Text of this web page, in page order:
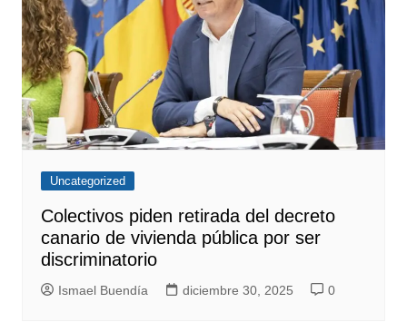
Uncategorized
Colectivos piden retirada del decreto
canario de vivienda pública por ser
discriminatorio
Ismael Buendía diciembre 30, 2025 0